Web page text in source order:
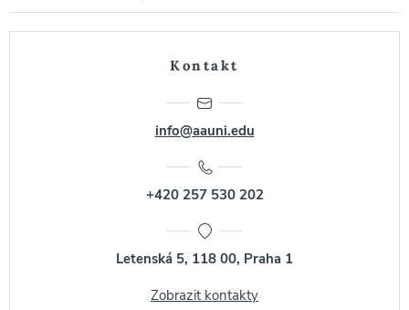
Kontakt
info@aauni.edu
+420 257 530 202
Letenská 5, 118 00, Praha 1
Zobrazit kontakty